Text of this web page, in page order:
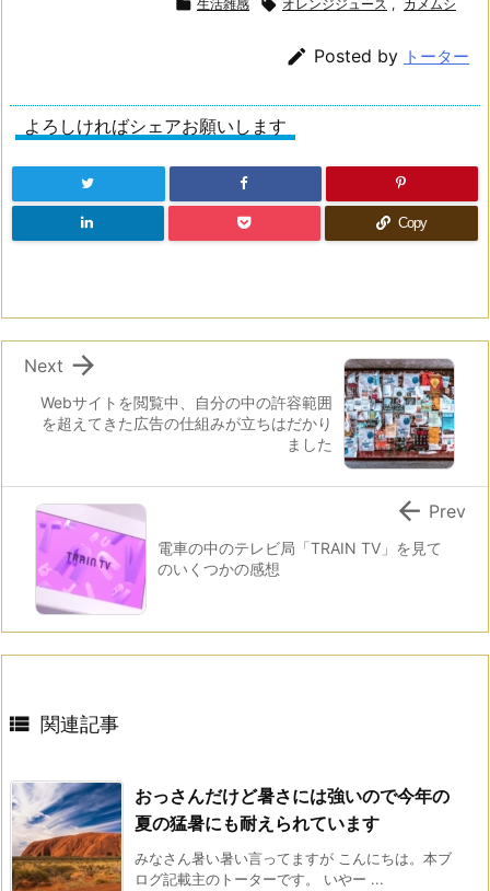
 生活雑感  オレンジジュース , カメムシ
 Posted by トーター
よろしければシェアお願いします
Copy
Webサイトを閲覧中、自分の中の許容範囲
を超えてきた広告の仕組みが立ちはだかり
ました

Next
電車の中のテレビ局「TRAIN TV」を見て
のいくつかの感想
 Prev
 関連記事
おっさんだけど暑さには強いので今年の
夏の猛暑にも耐えられています
みなさん暑い暑い言ってますが こんにちは。本ブ
ログ記載主のトーターです。 いやー ...